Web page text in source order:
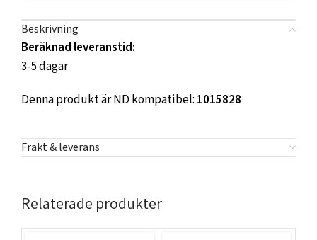
Beskrivning
Beräknad leveranstid:
3-5 dagar
Denna produkt är ND kompatibel: 1015828
Frakt & leverans
Relaterade produkter